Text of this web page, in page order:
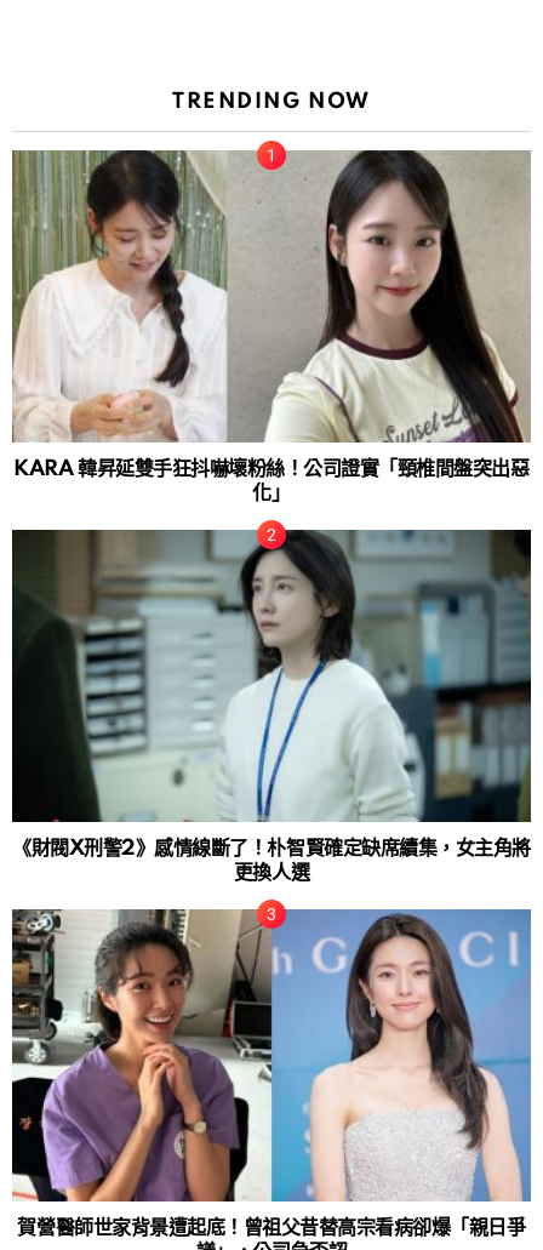
TRENDING NOW
KARA 韓昇延雙手狂抖嚇壞粉絲！公司證實「頸椎間盤突出惡
化」
《財閥X刑警2》感情線斷了！朴智賢確定缺席續集，女主角將
更換人選
賀營醫師世家背景遭起底！曾祖父昔替高宗看病卻爆「親日爭